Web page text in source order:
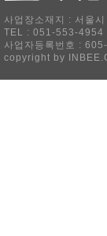
사업장소재지 : 서울
TEL : 051-553-4954
사업자등록번호 :
copyright by